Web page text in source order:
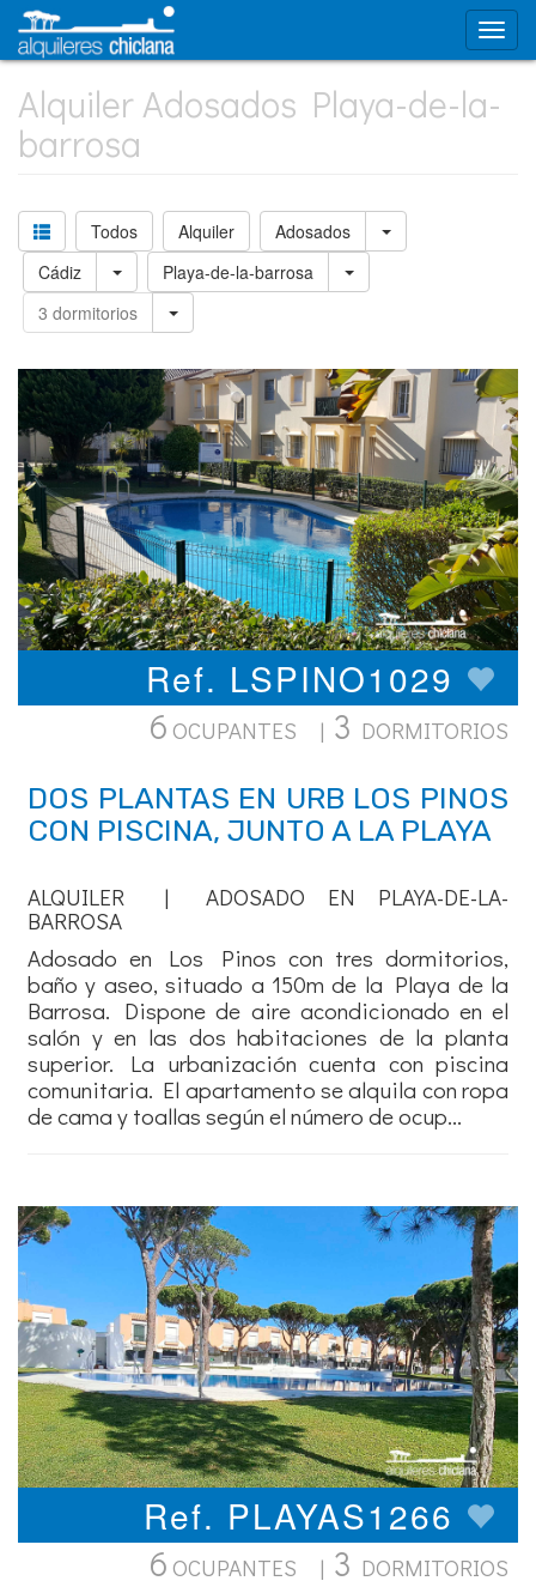
Alquiler Adosados Playa-de-la-
barrosa
Todos Alquiler
Adosados
Cádiz
Playa-de-la-barrosa
3 dormitorios
Ref. LSPINO1029
6 OCUPANTES | 3 DORMITORIOS
DOS PLANTAS EN URB LOS PINOS
CON PISCINA, JUNTO A LA PLAYA
ALQUILER | ADOSADO EN PLAYA-DE-LA-
BARROSA
Adosado en Los Pinos con tres dormitorios,
baño y aseo, situado a 150m de la Playa de la
Barrosa. Dispone de aire acondicionado en el
salón y en las dos habitaciones de la planta
superior. La urbanización cuenta con piscina
comunitaria. El apartamento se alquila con ropa
de cama y toallas según el número de ocup...
Ref. PLAYAS1266
6 OCUPANTES | 3 DORMITORIOS